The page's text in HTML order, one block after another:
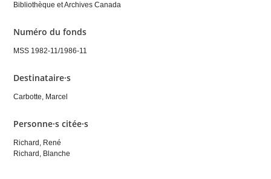
Bibliothèque et Archives Canada
Numéro du fonds
MSS 1982-11/1986-11
Destinataire·s
Carbotte, Marcel
Personne·s citée·s
Richard, René
Richard, Blanche